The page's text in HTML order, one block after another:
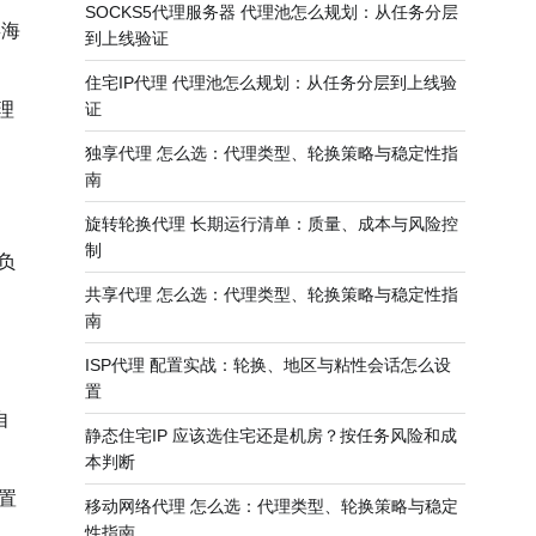
SOCKS5代理服务器 代理池怎么规划：从任务分层
到上线验证
住宅IP代理 代理池怎么规划：从任务分层到上线验
证
独享代理 怎么选：代理类型、轮换策略与稳定性指
南
旋转轮换代理 长期运行清单：质量、成本与风险控
制
共享代理 怎么选：代理类型、轮换策略与稳定性指
南
ISP代理 配置实战：轮换、地区与粘性会话怎么设
置
静态住宅IP 应该选住宅还是机房？按任务风险和成
本判断
移动网络代理 怎么选：代理类型、轮换策略与稳定